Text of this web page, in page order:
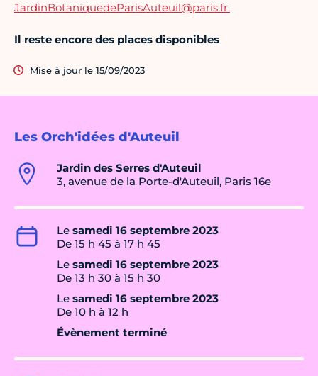
Les Orch'idées d'Auteuil
Jardin des Serres d'Auteuil
3, avenue de la Porte-d'Auteuil, Paris 16e
Le samedi 16 septembre 2023
De 15 h 45 à 17 h 45
Le samedi 16 septembre 2023
De 13 h 30 à 15 h 30
Le samedi 16 septembre 2023
De 10 h à 12 h
Évènement terminé
JardinBotaniquedeParisAuteuil@paris.fr.
Il reste encore des places disponibles
Mise à jour le 15/09/2023